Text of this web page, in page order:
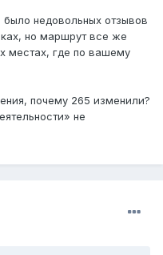
недовольных отзывов
но маршрут все же
местах, где по вашему
почему 265 изменили?
не